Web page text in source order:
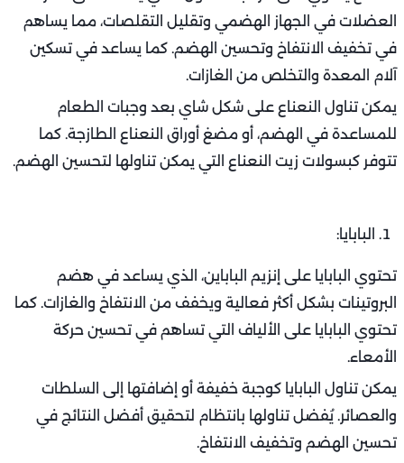
العضلات في الجهاز الهضمي وتقليل التقلصات، مما يساهم
في تخفيف الانتفاخ وتحسين الهضم. كما يساعد في تسكين
آلام المعدة والتخلص من الغازات.
يمكن تناول النعناع على شكل شاي بعد وجبات الطعام
للمساعدة في الهضم، أو مضغ أوراق النعناع الطازجة. كما
تتوفر كبسولات زيت النعناع التي يمكن تناولها لتحسين الهضم.
البابايا:
تحتوي البابايا على إنزيم الباباين، الذي يساعد في هضم
البروتينات بشكل أكثر فعالية ويخفف من الانتفاخ والغازات. كما
تحتوي البابايا على الألياف التي تساهم في تحسين حركة
الأمعاء.
يمكن تناول البابايا كوجبة خفيفة أو إضافتها إلى السلطات
والعصائر. يُفضل تناولها بانتظام لتحقيق أفضل النتائج في
تحسين الهضم وتخفيف الانتفاخ.